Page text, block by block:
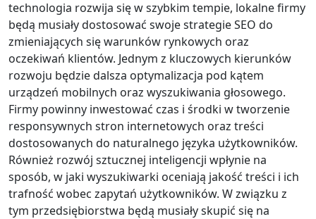
technologia rozwija się w szybkim tempie, lokalne firmy
będą musiały dostosować swoje strategie SEO do
zmieniających się warunków rynkowych oraz
oczekiwań klientów. Jednym z kluczowych kierunków
rozwoju będzie dalsza optymalizacja pod kątem
urządzeń mobilnych oraz wyszukiwania głosowego.
Firmy powinny inwestować czas i środki w tworzenie
responsywnych stron internetowych oraz treści
dostosowanych do naturalnego języka użytkowników.
Również rozwój sztucznej inteligencji wpłynie na
sposób, w jaki wyszukiwarki oceniają jakość treści i ich
trafność wobec zapytań użytkowników. W związku z
tym przedsiębiorstwa będą musiały skupić się na